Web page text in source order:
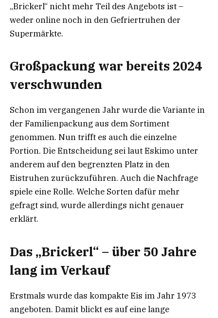
„Brickerl“ nicht mehr Teil des Angebots ist –
weder online noch in den Gefriertruhen der
Supermärkte.
Großpackung war bereits 2024
verschwunden
Schon im vergangenen Jahr wurde die Variante in
der Familienpackung aus dem Sortiment
genommen. Nun trifft es auch die einzelne
Portion. Die Entscheidung sei laut Eskimo unter
anderem auf den begrenzten Platz in den
Eistruhen zurückzuführen. Auch die Nachfrage
spiele eine Rolle. Welche Sorten dafür mehr
gefragt sind, wurde allerdings nicht genauer
erklärt.
Das „Brickerl“ – über 50 Jahre
lang im Verkauf
Erstmals wurde das kompakte Eis im Jahr 1973
angeboten. Damit blickt es auf eine lange